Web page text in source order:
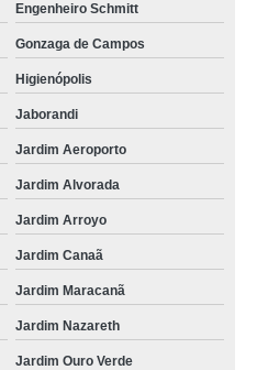
Engenheiro Schmitt
Gonzaga de Campos
Higienópolis
Jaborandi
Jardim Aeroporto
Jardim Alvorada
Jardim Arroyo
Jardim Canaã
Jardim Maracanã
Jardim Nazareth
Jardim Ouro Verde